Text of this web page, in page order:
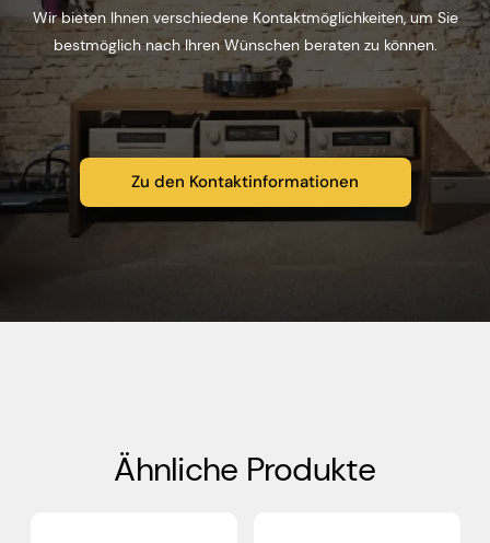
Wir bieten Ihnen verschiedene Kontaktmöglichkeiten, um Sie
bestmöglich nach Ihren Wünschen beraten zu können.
Zu den Kontaktinformationen
Ähnliche Produkte